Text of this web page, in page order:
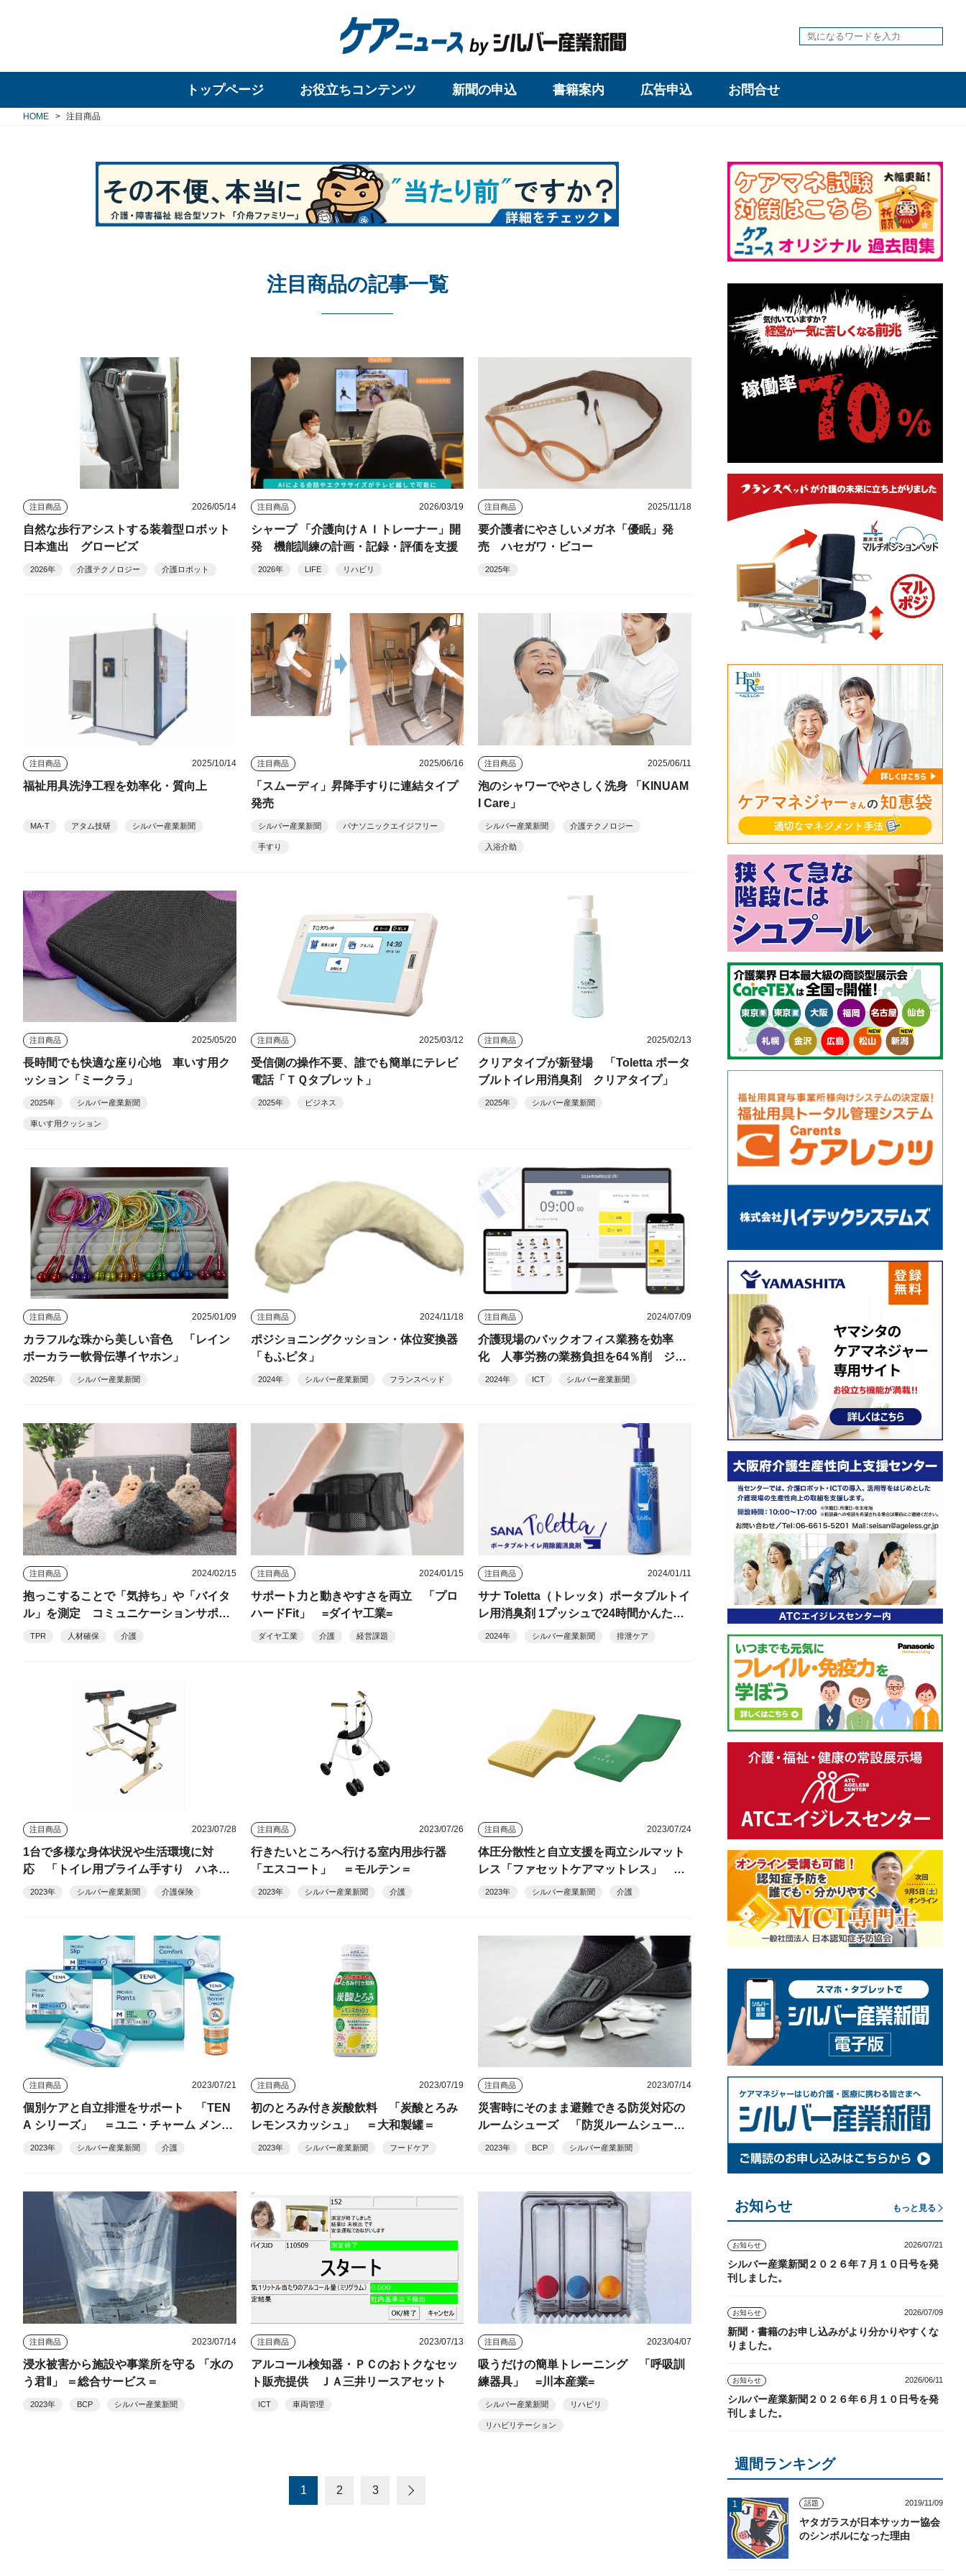
トップページ お役立ちコンテンツ 新聞の申込 書籍案内 広告申込 お問合せ
HOME 注目商品
注目商品の記事一覧
注目商品 2026/05/14
自然な歩行アシストする装着型ロボット
日本進出 グロービズ
2026年 介護テクノロジー 介護ロボット
注目商品 2026/03/19
シャープ 「介護向けＡＩトレーナー」開
発 機能訓練の計画・記録・評価を支援
2026年 LIFE リハビリ
注目商品 2025/11/18
要介護者にやさしいメガネ「優眠」発
売 ハセガワ・ビコー
2025年
注目商品 2025/10/14
福祉用具洗浄工程を効率化・質向上
MA-T アタム技研 シルバー産業新聞
注目商品 2025/06/16
「スムーディ」昇降手すりに連結タイプ
発売
シルバー産業新聞 パナソニックエイジフリー
手すり
注目商品 2025/06/11
泡のシャワーでやさしく洗身 「KINUAM
I Care」
シルバー産業新聞 介護テクノロジー
入浴介助
注目商品 2025/05/20
長時間でも快適な座り心地 車いす用ク
ッション「ミークラ」
2025年 シルバー産業新聞
車いす用クッション
注目商品 2025/03/12
受信側の操作不要、誰でも簡単にテレビ
電話「ＴＱタブレット」
2025年 ビジネス
注目商品 2025/02/13
クリアタイプが新登場 「Toletta ポータ
ブルトイレ用消臭剤 クリアタイプ」
2025年 シルバー産業新聞
注目商品 2025/01/09
カラフルな珠から美しい音色 「レイン
ボーカラー軟骨伝導イヤホン」
2025年 シルバー産業新聞
注目商品 2024/11/18
ポジショニングクッション・体位変換器
「もふピタ」
2024年 シルバー産業新聞 フランスベッド
注目商品 2024/07/09
介護現場のバックオフィス業務を効率
化 人事労務の業務負担を64％削 ジン
ジャー
2024年 ICT シルバー産業新聞
注目商品 2024/02/15
抱っこすることで「気持ち」や「バイタ
ル」を測定 コミュニケーションサポー
トロボット「CoRoMoCo（ころも
TPR 人材確保 介護
注目商品 2024/01/15
サポート力と動きやすさを両立 「プロ
ハードFit」 =ダイヤ工業=
ダイヤ工業 介護 経営課題
注目商品 2024/01/11
サナ Toletta（トレッタ）ポータブルトイ
レ用消臭剤 1プッシュで24時間かんたん
消臭
2024年 シルバー産業新聞 排泄ケア
注目商品 2023/07/28
1台で多様な身体状況や生活環境に対
応 「トイレ用プライム手すり ハネス
ラ」 =プライムケアグループ=
2023年 シルバー産業新聞 介護保険
注目商品 2023/07/26
行きたいところへ行ける室内用歩行器
「エスコート」 ＝モルテン＝
2023年 シルバー産業新聞 介護
注目商品 2023/07/24
体圧分散性と自立支援を両立シルマット
レス「ファセットケアマットレス」 ＝
イノアックリビング＝
2023年 シルバー産業新聞 介護
注目商品 2023/07/21
個別ケアと自立排泄をサポート 「TEN
A シリーズ」 ＝ユニ・チャーム メンリ
ッケ＝
2023年 シルバー産業新聞 介護
注目商品 2023/07/19
初のとろみ付き炭酸飲料 「炭酸とろみ
レモンスカッシュ」 ＝大和製罐＝
2023年 シルバー産業新聞 フードケア
注目商品 2023/07/14
災害時にそのまま避難できる防災対応の
ルームシューズ 「防災ルームシュー
ズ」 ＝徳武産業＝
2023年 BCP シルバー産業新聞
注目商品 2023/07/14
浸水被害から施設や事業所を守る 「水の
う君Ⅱ」 ＝総合サービス＝
2023年 BCP シルバー産業新聞
注目商品 2023/07/13
アルコール検知器・ＰＣのおトクなセッ
ト販売提供 ＪＡ三井リースアセット
ICT 車両管理
注目商品 2023/04/07
吸うだけの簡単トレーニング 「呼吸訓
練器具」 =川本産業=
シルバー産業新聞 リハビリ
リハビリテーション
1 2 3
お知らせ もっと見る
お知らせ 2026/07/21
シルバー産業新聞２０２６年７月１０日号を発
刊しました。
お知らせ 2026/07/09
新聞・書籍のお申し込みがより分かりやすくな
りました。
お知らせ 2026/06/11
シルバー産業新聞２０２６年６月１０日号を発
刊しました。
週間ランキング
話題 2019/11/09
ヤタガラスが日本サッカー協会
のシンボルになった理由